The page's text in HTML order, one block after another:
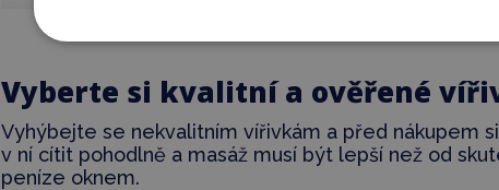
Vyberte si kvalitní a ověřené
Vyhýbejte se nekvalitním vířivkám a před nákupem
v ní cítit pohodlně a masáž musí být lepší než od
peníze oknem.